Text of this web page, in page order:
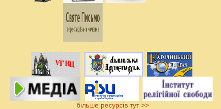
більше ресурсів тут >>